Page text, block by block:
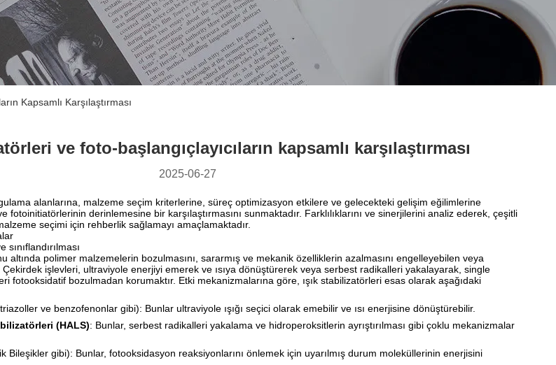
Kapsamlı Karşılaştırması
ve foto-başlangıçlayıcıların kapsamlı karşılaştırması
2025-06-27
alanlarına, malzeme seçim kriterlerine, süreç optimizasyon etkilere ve gelecekteki gelişim eğilimlerine
fotoinitiatörlerinin derinlemesine bir karşılaştırmasını sunmaktadır. Farklılıklarını ve sinerjilerini analiz ederek, çeşitli
seçimi için rehberlik sağlamayı amaçlamaktadır.
altında polimer malzemelerin bozulmasını, sararmış ve mekanik özelliklerin azalmasını engelleyebilen veya
işlevleri, ultraviyole enerjiyi emerek ve ısıya dönüştürerek veya serbest radikalleri yakalayarak, single
fotooksidatif bozulmadan korumaktır. Etki mekanizmalarına göre, ışık stabilizatörleri esas olarak aşağıdaki
ve benzofenonlar gibi): Bunlar ultraviyole ışığı seçici olarak emebilir ve ısı enerjisine dönüştürebilir.
(HALS): Bunlar, serbest radikalleri yakalama ve hidroperoksitlerin ayrıştırılması gibi çoklu mekanizmalar
Bileşikler gibi): Bunlar, fotooksidasyon reaksiyonlarını önlemek için uyarılmış durum moleküllerinin enerjisini